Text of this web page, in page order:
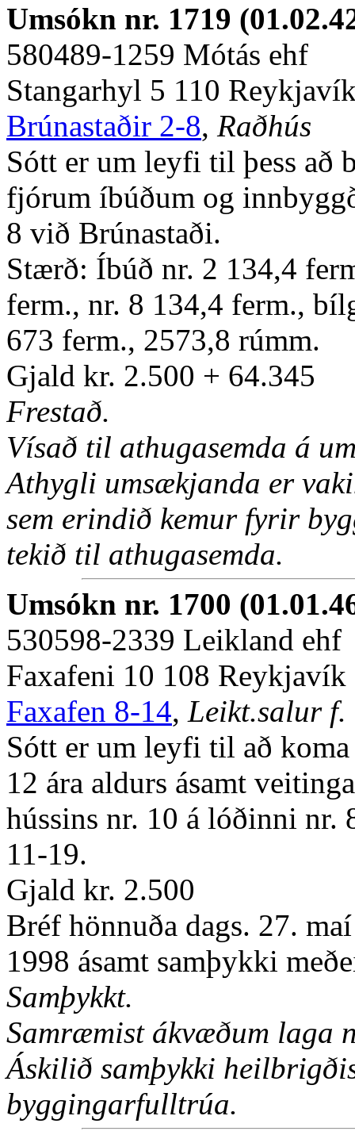
Umsókn nr. 1719
580489-1259 Mótás ehf
Stangarhyl 5 110
Brúnastaðir 2-8, Raðhús
Sótt er um leyfi til þess að
fjórum íbúðum og
8 við Brúnastaði.
Stærð: Íbúð nr. 2 134,4
ferm., nr. 8 134,4 ferm.,
673 ferm., 2573,8 rúmm.
Gjald kr. 2.500 + 64.345
Frestað.
Vísað til athugasemda á
Athygli umsækjanda er
sem erindið kemur fyrir
tekið til athugasemda.
Umsókn nr. 1700
530598-2339 Leikland ehf
Faxafeni 10 108 Reykjavík
Faxafen 8-14, Leikt.salur
Sótt er um leyfi til að
12 ára aldurs ásamt
hússins nr. 10 á lóðinni
11-19.
Gjald kr. 2.500
Bréf hönnuða dags. 27.
1998 ásamt samþykki
Samþykkt.
Samræmist ákvæðum laga
Áskilið samþykki
byggingarfulltrúa.